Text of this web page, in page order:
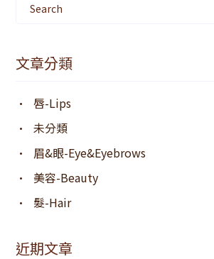
Search
文章分類
唇-Lips
未分類
眉&眼-Eye&eyebrows
美容-Beauty
髮-Hair
近期文章